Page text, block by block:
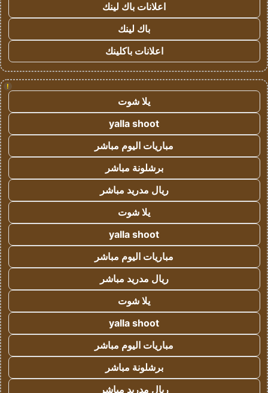
اعلانات باك لينك
باك لينك
اعلانات باكلينك
!
يلا شوت
yalla shoot
مباريات اليوم مباشر
برشلونة مباشر
ريال مدريد مباشر
يلا شوت
yalla shoot
مباريات اليوم مباشر
ريال مدريد مباشر
يلا شوت
yalla shoot
مباريات اليوم مباشر
برشلونة مباشر
ريال مدريد مباشر